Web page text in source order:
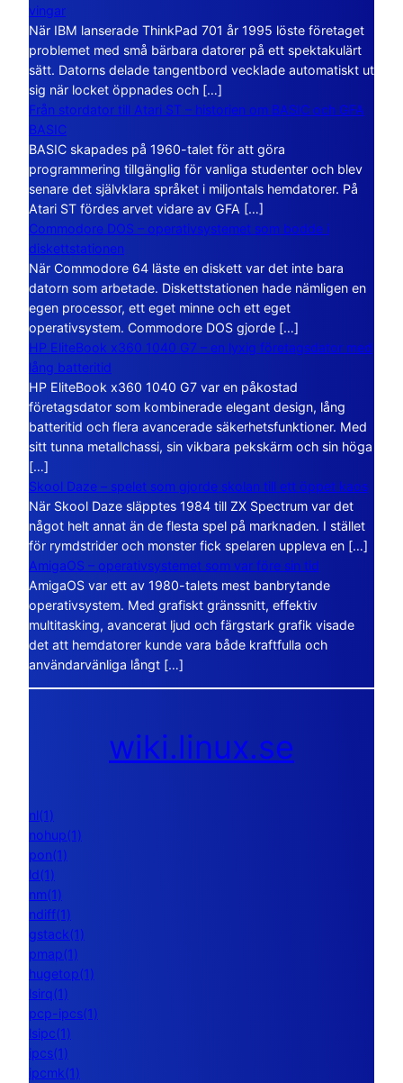
vingar
När IBM lanserade ThinkPad 701 år 1995 löste företaget
problemet med små bärbara datorer på ett spektakulärt
sätt. Datorns delade tangentbord vecklade automatiskt ut
sig när locket öppnades och […]
Från stordator till Atari ST – historien om BASIC och GFA
BASIC
BASIC skapades på 1960-talet för att göra
programmering tillgänglig för vanliga studenter och blev
senare det självklara språket i miljontals hemdatorer. På
Atari ST fördes arvet vidare av GFA […]
Commodore DOS – operativsystemet som bodde i
diskettstationen
När Commodore 64 läste en diskett var det inte bara
datorn som arbetade. Diskettstationen hade nämligen en
egen processor, ett eget minne och ett eget
operativsystem. Commodore DOS gjorde […]
HP EliteBook x360 1040 G7 – en lyxig företagsdator med
lång batteritid
HP EliteBook x360 1040 G7 var en påkostad
företagsdator som kombinerade elegant design, lång
batteritid och flera avancerade säkerhetsfunktioner. Med
sitt tunna metallchassi, sin vikbara pekskärm och sin höga
[…]
Skool Daze – spelet som gjorde skolan till ett öppet kaos
När Skool Daze släpptes 1984 till ZX Spectrum var det
något helt annat än de flesta spel på marknaden. I stället
för rymdstrider och monster fick spelaren uppleva en […]
AmigaOS – operativsystemet som var före sin tid
AmigaOS var ett av 1980-talets mest banbrytande
operativsystem. Med grafiskt gränssnitt, effektiv
multitasking, avancerat ljud och färgstark grafik visade
det att hemdatorer kunde vara både kraftfulla och
användarvänliga långt […]
wiki.linux.se
nl(1)
nohup(1)
pon(1)
ld(1)
nm(1)
ndiff(1)
gstack(1)
pmap(1)
hugetop(1)
lsirq(1)
pcp-ipcs(1)
lsipc(1)
ipcs(1)
ipcmk(1)